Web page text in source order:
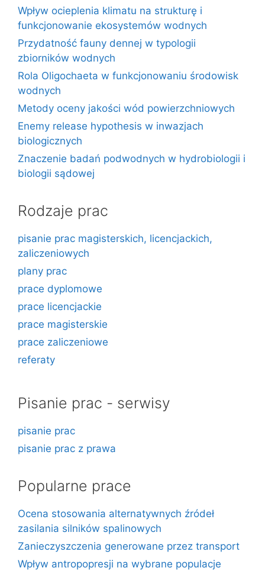
Wpływ ocieplenia klimatu na strukturę i
funkcjonowanie ekosystemów wodnych
Przydatność fauny dennej w typologii
zbiorników wodnych
Rola Oligochaeta w funkcjonowaniu środowisk
wodnych
Metody oceny jakości wód powierzchniowych
Enemy release hypothesis w inwazjach
biologicznych
Znaczenie badań podwodnych w hydrobiologii i
biologii sądowej
Rodzaje prac
pisanie prac magisterskich, licencjackich,
zaliczeniowych
plany prac
prace dyplomowe
prace licencjackie
prace magisterskie
prace zaliczeniowe
referaty
Pisanie prac - serwisy
pisanie prac
pisanie prac z prawa
Popularne prace
Ocena stosowania alternatywnych źródeł
zasilania silników spalinowych
Zanieczyszczenia generowane przez transport
Wpływ antropopresji na wybrane populacje